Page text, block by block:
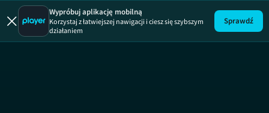
Wypróbuj aplikację mobilną
Korzystaj z łatwiejszej nawigacji i ciesz się szybszym
działaniem
Sprawdź